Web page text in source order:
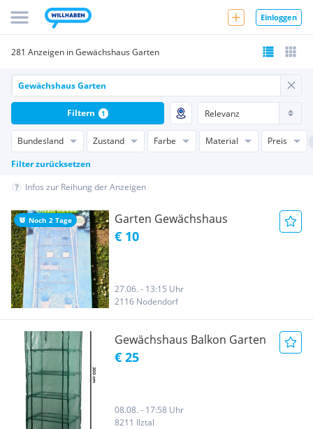
Einloggen
281 Anzeigen in Gewächshaus Garten
Bundesland Zustand Farbe Material
Preis
Filter zurücksetzen
Filtern 1
Infos zur Reihung der Anzeigen
Noch 2 Tage Garten Gewächshaus
€ 10
27.06. - 13:15 Uhr
2116 Nodendorf
Gewächshaus Balkon Garten
€ 25
08.08. - 17:58 Uhr
8211 Ilztal